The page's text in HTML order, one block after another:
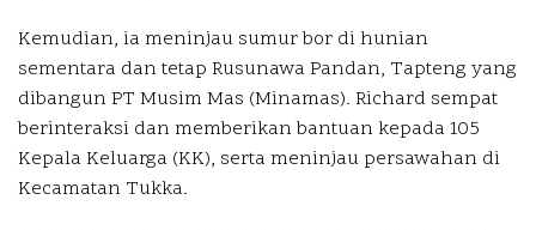
Kemudian, ia meninjau sumur bor di hunian
sementara dan tetap Rusunawa Pandan, Tapteng yang
dibangun PT Musim Mas (Minamas). Richard sempat
berinteraksi dan memberikan bantuan kepada 105
Kepala Keluarga (KK), serta meninjau persawahan di
Kecamatan Tukka.